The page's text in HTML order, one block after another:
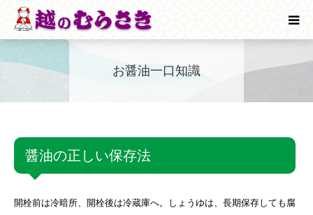
お醤油一口知識
醤油の正しい保存法
開栓前は冷暗所、開栓後は冷蔵庫へ。しょうゆは、長期保存しても腐
会社案内
醤油が出来るまで